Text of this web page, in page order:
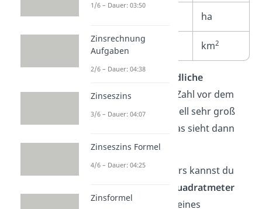
ha
Quadratkilometer km2
unterschiedliche
Flächenmaße
, weil die Zahl vor dem
Flächenmaß sonst schnell sehr groß
oder sehr klein wird. Das sieht dann
unübersichtlichaus.
Die Größe eines Zimmers kannst du
Quadratmeter
messen. Für die Größe eines
1/6 – Dauer: 03:50
Zinsrechnung
Aufgaben
2/6 – Dauer: 04:38
Zinseszins
3/6 – Dauer: 04:07
Zinseszins Formel
4/6 – Dauer: 04:25
Zinsformel